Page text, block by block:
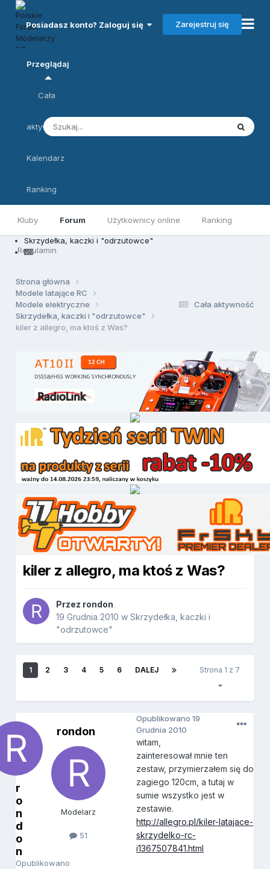
Posiadasz konto? Zaloguj się Zarejestruj się
Przeglądaj
Kluby Forum Użytkownicy online Ranking
Regulamin
Cała
aktywność
Kalendarz
Ranking
Skrzydełka, kaczki i "odrzutowce"
Cała aktywność
Strona główna
Modele latające RC
Modele elektryczne
Skrzydełka, kaczki i "odrzutowce"
kiler z allegro, ma ktoś z Was?
kiler z allegro, ma ktoś z Was?
Przez rondon
19 Grudnia 2010 wSkrzydełka, kaczki i
"odrzutowce"
1 2 3 4 5 6 DALEJ Strona 1 z 7
r
o
n
d
o
n
Opublikowano
rondon
Modelarz
51
Opublikowano19
Grudnia 2010
witam,
zainteresował mnie ten
zestaw, przymierzałem się do
zagiego 120cm, a tutaj w
sumie wszystko jest w
zestawie.
http://allegro.pl/kiler-latajace-
skrzydelko-rc-
i1367507841.html